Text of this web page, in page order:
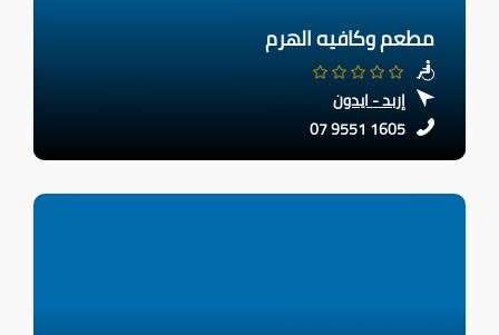
مطعم وكافيه الهرم
إربد - ايدون
07 9551 1605